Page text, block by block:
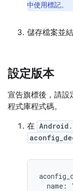
中使用標記。
儲存檔案並
設定版本
宣告旗標後，請設
程式庫程式碼。
在
name :